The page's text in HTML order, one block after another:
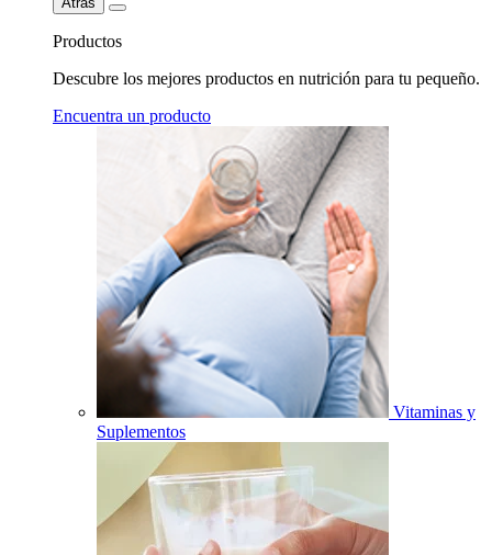
Productos
Descubre los mejores productos en nutrición para tu pequeño.
Encuentra un producto
Vitaminas y
Suplementos